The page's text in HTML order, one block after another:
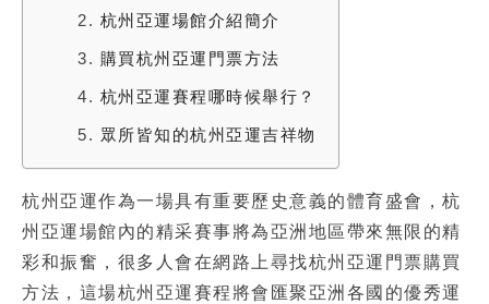
2. 杭州亞運場館介紹簡介
3. 購買杭州亞運門票方法
4. 杭州亞運賽程哪時候舉行？
5. 眾所皆知的杭州亞運吉祥物
杭州亞運作為一場具有重要歷史意義的體育盛會，杭
州亞運場館內的精采賽事將為亞洲地區帶來無限的精
彩和振奮，很多人會在網路上尋找杭州亞運門票購買
方法，這場杭州亞運賽程將會匯聚亞洲各國的優秀運